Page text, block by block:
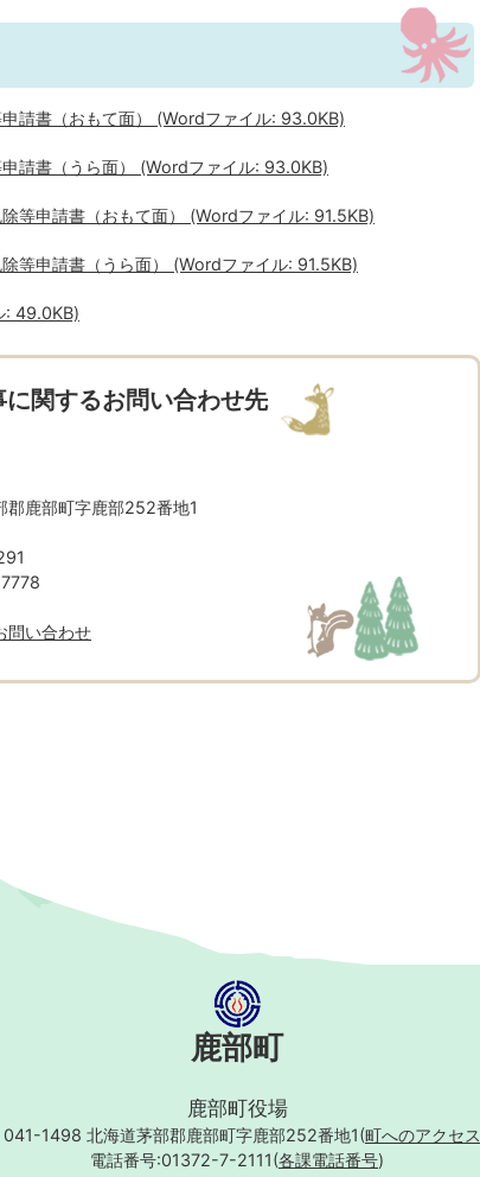
請書（おもて面） (Wordファイル: 93.0KB)
請書（うら面） (Wordファイル: 93.0KB)
等申請書（おもて面） (Wordファイル: 91.5KB)
等申請書（うら面） (Wordファイル: 91.5KB)
: 49.0KB)
に関するお問い合わせ先
鹿部町字鹿部252番地1
問い合わせ
鹿部町
鹿部町役場
041-1498 北海道茅部郡鹿部町字鹿部252番地1(町へのアクセス
電話番号:01372-7-2111(各課電話番号)